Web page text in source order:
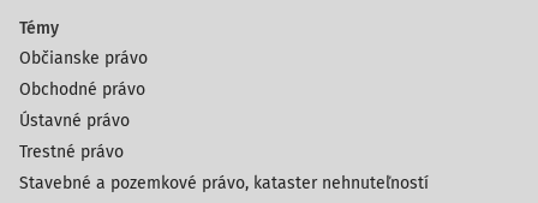
Témy
Občianske právo
Obchodné právo
Ústavné právo
Trestné právo
Stavebné a pozemkové právo, kataster nehnuteľností